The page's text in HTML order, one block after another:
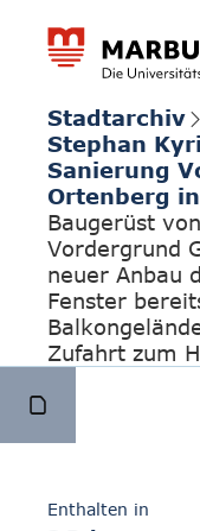
Stadtarchiv
Stephan
Sanierung
Ortenberg
Baugerüst
Vordergrund
neuer Anbau
Fenster
Zufahrt zum
Enthalten in